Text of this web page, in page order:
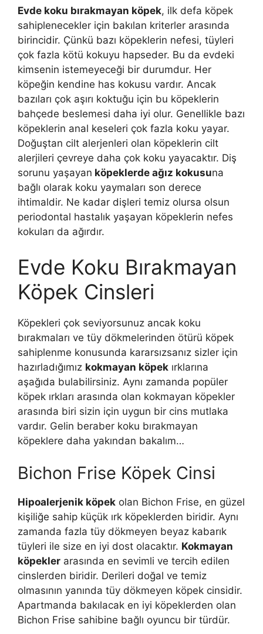
Evde koku bırakmayan köpek, ilk defa köpek
sahiplenecekler için bakılan kriterler arasında
birincidir. Çünkü bazı köpeklerin nefesi, tüyleri
çok fazla kötü kokuyu hapseder. Bu da evdeki
kimsenin istemeyeceği bir durumdur. Her
köpeğin kendine has kokusu vardır. Ancak
bazıları çok aşırı koktuğu için bu köpeklerin
bahçede beslemesi daha iyi olur. Genellikle bazı
köpeklerin anal keseleri çok fazla koku yayar.
Doğuştan cilt alerjenleri olan köpeklerin cilt
alerjileri çevreye daha çok koku yayacaktır. Diş
sorunu yaşayan köpeklerde ağız kokusuna
bağlı olarak koku yaymaları son derece
ihtimaldir. Ne kadar dişleri temiz olursa olsun
periodontal hastalık yaşayan köpeklerin nefes
kokuları da ağırdır.
Evde Koku Bırakmayan
Köpek Cinsleri
Köpekleri çok seviyorsunuz ancak koku
bırakmaları ve tüy dökmelerinden ötürü köpek
sahiplenme konusunda kararsızsanız sizler için
hazırladığımız kokmayan köpek ırklarına
aşağıda bulabilirsiniz. Aynı zamanda popüler
köpek ırkları arasında olan kokmayan köpekler
arasında biri sizin için uygun bir cins mutlaka
vardır. Gelin beraber koku bırakmayan
köpeklere daha yakından bakalım…
Bichon Frise Köpek Cinsi
Hipoalerjenik köpek olan Bichon Frise, en güzel
kişiliğe sahip küçük ırk köpeklerden biridir. Aynı
zamanda fazla tüy dökmeyen beyaz kabarık
tüyleri ile size en iyi dost olacaktır. Kokmayan
köpekler arasında en sevimli ve tercih edilen
cinslerden biridir. Derileri doğal ve temiz
olmasının yanında tüy dökmeyen köpek cinsidir.
Apartmanda bakılacak en iyi köpeklerden olan
Bichon Frise sahibine bağlı oyuncu bir türdür.